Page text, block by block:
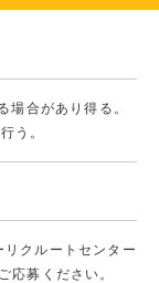
合があり得る。
う。
クルートセンター
募ください。